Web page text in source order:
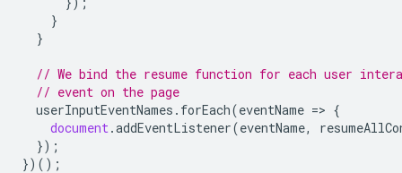
}
}
// We bind the resume function for each user
// event on the page
userInputEventNames . forEach(eventName => {
document.addEventListener(eventName,
});
})();